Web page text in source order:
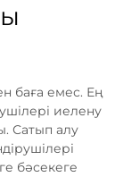
баға емес. Ең
иелену
Сатып алу
бәсекеге